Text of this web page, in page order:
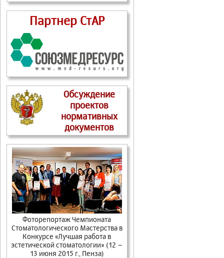
Партнер СтАР
Обсуждение
проектов
нормативных
документов
Фоторепортаж Чемпионата
Стоматологического Мастерства в
Конкурсе «Лучшая работа в
эстетической стоматологии» (12 –
13 июня 2015 г., Пенза)